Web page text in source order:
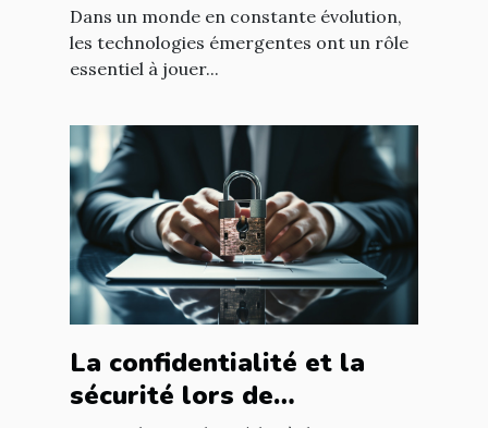
entreprises
Dans un monde en constante évolution,
les technologies émergentes ont un rôle
essentiel à jouer...
La confidentialité et la
sécurité lors de